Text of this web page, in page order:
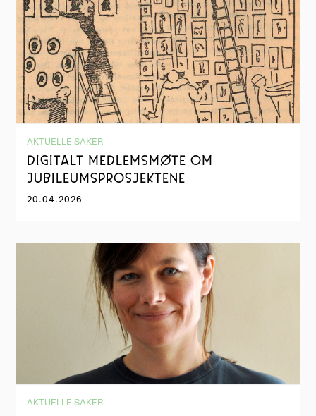
AKTUELLE SAKER
DIGITALT MEDLEMSMØTE OM
JUBILEUMSPROSJEKTENE
20.04.2026
AKTUELLE SAKER